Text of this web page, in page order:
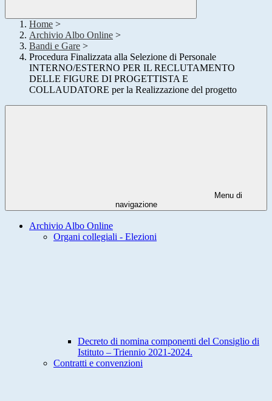
Home >
Archivio Albo Online >
Bandi e Gare >
Procedura Finalizzata alla Selezione di Personale
INTERNO/ESTERNO PER IL RECLUTAMENTO
DELLE FIGURE DI PROGETTISTA E
COLLAUDATORE per la Realizzazione del progetto
Menu di
navigazione
Archivio Albo Online
Organi collegiali - Elezioni
Decreto di nomina componenti del Consiglio di
Istituto – Triennio 2021-2024.
Contratti e convenzioni